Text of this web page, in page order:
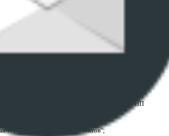
файлов
унитарное предприятие по оказанию
- Все права защищены авторским
по оказанию услуг "БелЮрОбеспечение"
т. Дзержинского, 1Б, e-mail:
, УНП
Республики Беларусь:
без торговых объектов";